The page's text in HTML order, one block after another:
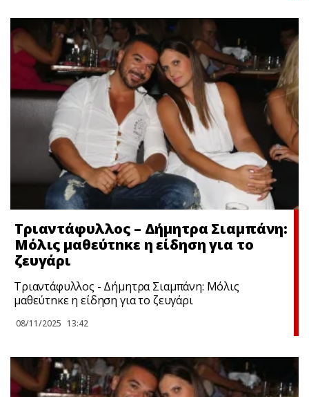
Τριαντάφυλλος – Δήμητρα Σιαμπάνη:
Μόλις μαθεύτnκε η είδηση για το
ζευγάρι
Τριαντάφυλλος - Δήμητρα Σιαμπάνη: Μόλις
μαθεύτnκε η είδηση για το ζευγάρι
08/11/2025 13:42